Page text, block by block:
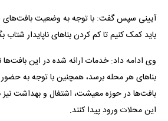
آیینی سپس گفت: با توجه به وضعیت بافت‌های
باید کمک کنیم تا کم کردن بنا‌های ناپایدار شتاب
وی ادامه داد: خدمات ارائه شده در این بافت‌ها
بنا‌های هر محله برسد، همچنین با توجه به
بافت‌ها در حوزه معیشت، اشتغال و بهداشت نیز
این محلات ورود پیدا کنند.